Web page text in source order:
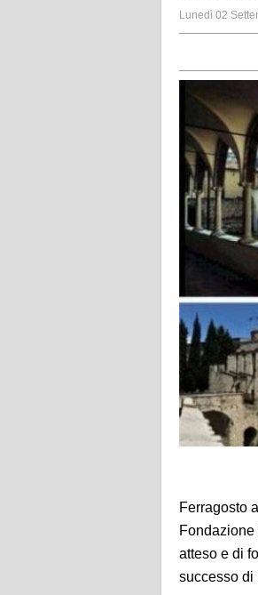
Lunedì 02
Ferragosto
atteso e di
successo di